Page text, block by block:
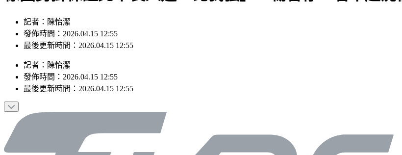
記者：陳怡潔
發佈時間：2026.04.15 12:55
最後更新時間：2026.04.15 12:55
記者 ： 陳怡潔
發佈時間： 2026.04.15 12:55
最後更新時間： 2026.04.15 12:55